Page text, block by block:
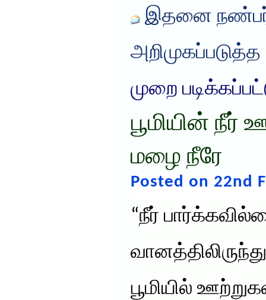
இதனை
அறிமுகப்படுத்த
முறை
பூமியின் நீர்
மழை நீரே
Posted on 22nd
“நீர்
பூமியில்